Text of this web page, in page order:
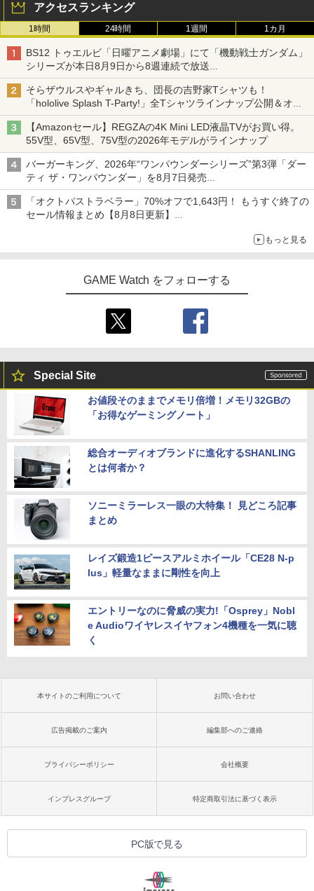
アクセスランキング
1時間 24時間 1週間 1カ月
BS12 トゥエルビ「日曜アニメ劇場」にて「機動戦士ガンダム」
シリーズが本日8月9日から8週連続で放送
初回は「機動戦士ガンダム【HDリマスター版】」
そらザウルスやギャルきち、団長の吉野家Tシャツも！
「hololive Splash T-Party!」全Tシャツラインナップ公開＆オン
ライン販売開始
【Amazonセール】REGZAの4K Mini LED液晶TVがお買い得。
55V型、65V型、75V型の2026年モデルがラインナップ
バーガーキング、2026年“ワンパウンダーシリーズ”第3弾「ダー
ティ ザ・ワンパウンダー」を8月7日発売
「特製ガーリックマヨソース」を使用した超大型チーズバーガー
「オクトパストラベラー」70%オフで1,643円！ もうすぐ終了の
セール情報まとめ【8月8日更新】
もっと見る
GAME Watch をフォローする
Special Site
お値段そのままでメモリ倍増！メモリ32GBの
「お得なゲーミングノート」
総合オーディオブランドに進化するSHANLING
とは何者か？
ソニーミラーレス一眼の大特集！ 見どころ記事
まとめ
レイズ鍛造1ピースアルミホイール「CE28 N-p
lus」軽量なままに剛性を向上
エントリーなのに脅威の実力!「Osprey」Nobl
e Audioワイヤレスイヤフォン4機種を一気に聴
く
本サイトのご利用について お問い合わせ
広告掲載のご案内 編集部へのご連絡
プライバシーポリシー 会社概要
インプレスグループ 特定商取引法に基づく表示
PC版で見る